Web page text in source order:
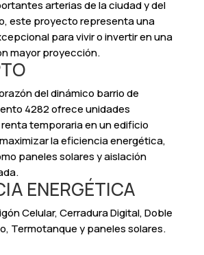
arterias de la ciudad y del
este proyecto representa una
para vivir o invertir en una
mayor proyección.
del dinámico barrio de
4282 ofrece unidades
temporaria en un edificio
la eficiencia energética,
paneles solares y aislación
ENERGÉTICA
Celular, Cerradura Digital, Doble
Termotanque y paneles solares.